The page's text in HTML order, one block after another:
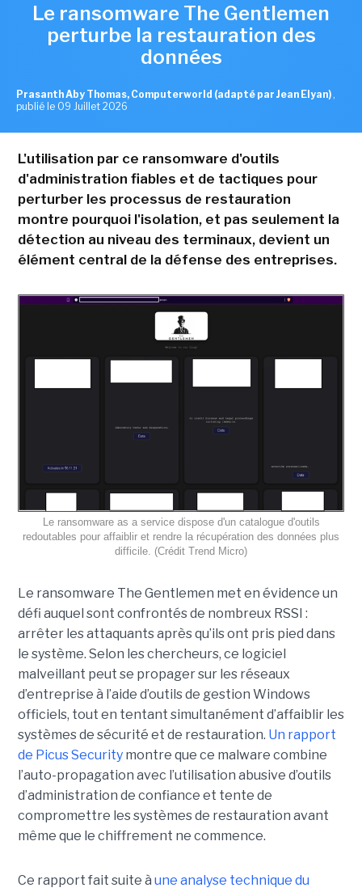
Le ransomware The Gentlemen
perturbe la restauration des
données
Prasanth Aby Thomas, Computerworld (adapté par Jean Elyan) ,
publié le 09 Juillet 2026
L'utilisation par ce ransomware d'outils
d'administration fiables et de tactiques pour
perturber les processus de restauration
montre pourquoi l'isolation, et pas seulement la
détection au niveau des terminaux, devient un
élément central de la défense des entreprises.
Le ransomware as a service dispose d'un catalogue d'outils
redoutables pour affaiblir et rendre la récupération des données plus
difficile. (Crédit Trend Micro)
Le ransomware The Gentlemen met en évidence un
défi auquel sont confrontés de nombreux RSSI :
arrêter les attaquants après qu’ils ont pris pied dans
le système. Selon les chercheurs, ce logiciel
malveillant peut se propager sur les réseaux
d’entreprise à l’aide d’outils de gestion Windows
officiels, tout en tentant simultanément d’affaiblir les
systèmes de sécurité et de restauration. Un rapport
de Picus Securitymontre que ce malware combine
l’auto-propagation avec l’utilisation abusive d’outils
d’administration de confiance et tente de
compromettre les systèmes de restauration avant
même que le chiffrement ne commence.
Ce rapport fait suite à une analyse technique du